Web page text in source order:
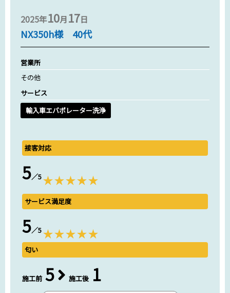
2025年10月17日
NX350h様 40代
営業所
その他
サービス
輸入車エバポレーター洗浄
接客対応
5／5
サービス満足度
5／5
匂い
施工前 5 施工後 1